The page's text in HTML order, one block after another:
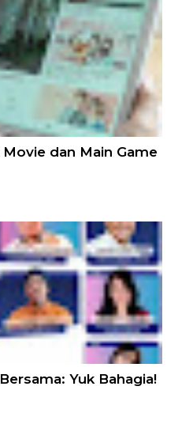
dan Main Game
Yuk Bahagia!